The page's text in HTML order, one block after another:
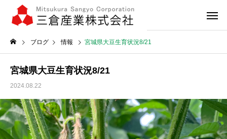
ブログ 情報 宮城県大豆生育状況8/21
宮城県大豆生育状況8/21
2024.08.22